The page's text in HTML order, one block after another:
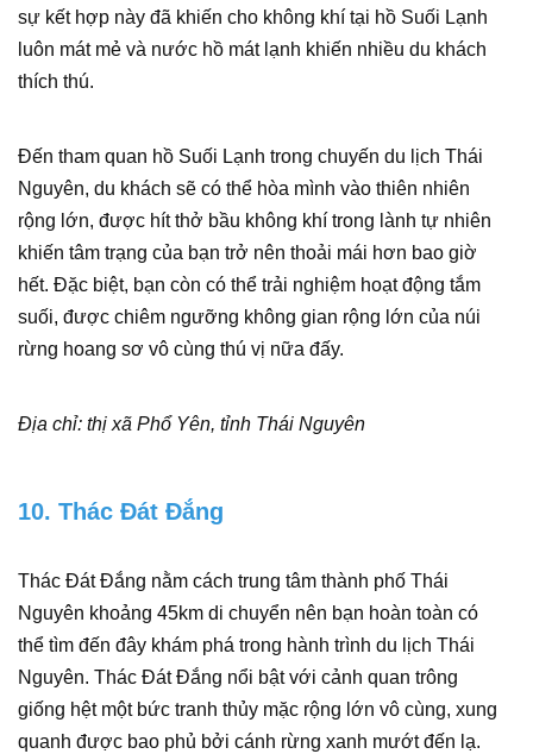
sự kết hợp này đã khiến cho không khí tại hồ Suối Lạnh
luôn mát mẻ và nước hồ mát lạnh khiến nhiều du khách
thích thú.
Đến tham quan hồ Suối Lạnh trong chuyến du lịch Thái
Nguyên, du khách sẽ có thể hòa mình vào thiên nhiên
rộng lớn, được hít thở bầu không khí trong lành tự nhiên
khiến tâm trạng của bạn trở nên thoải mái hơn bao giờ
hết. Đặc biệt, bạn còn có thể trải nghiệm hoạt động tắm
suối, được chiêm ngưỡng không gian rộng lớn của núi
rừng hoang sơ vô cùng thú vị nữa đấy.
Địa chỉ: thị xã Phổ Yên, tỉnh Thái Nguyên
10. Thác Đát Đắng
Thác Đát Đắng nằm cách trung tâm thành phố Thái
Nguyên khoảng 45km di chuyển nên bạn hoàn toàn có
thể tìm đến đây khám phá trong hành trình du lịch Thái
Nguyên. Thác Đát Đắng nổi bật với cảnh quan trông
giống hệt một bức tranh thủy mặc rộng lớn vô cùng, xung
quanh được bao phủ bởi cánh rừng xanh mướt đến lạ.